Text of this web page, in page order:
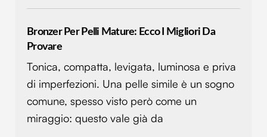
Bronzer Per Pelli Mature: Ecco I Migliori Da
Provare
Tonica, compatta, levigata, luminosa e priva
di imperfezioni. Una pelle simile è un sogno
comune, spesso visto però come un
miraggio: questo vale già da